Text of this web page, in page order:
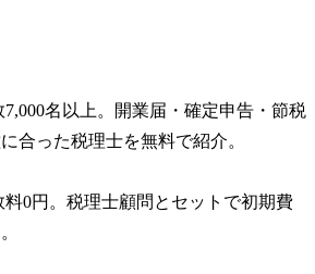
名以上。開業届・確定申告・節税
合った税理士を無料で紹介。
0円。税理士顧問とセットで初期費